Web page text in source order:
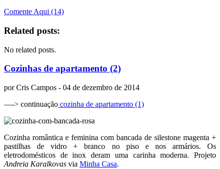
Comente Aqui (14)
Related posts:
No related posts.
Cozinhas de apartamento (2)
porCris Campos - 04 de dezembro de 2014
—-> continuação cozinha de apartamento (1)
Cozinha romântica e feminina com bancada de silestone magenta +
pastilhas de vidro + branco no piso e nos armários. Os
eletrodomésticos de inox deram uma carinha moderna. Projeto
Andreia Karalkovas via Minha Casa.